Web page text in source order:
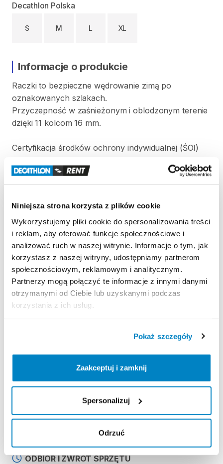
Niniejsza strona korzysta z plików cookie
Wykorzystujemy pliki cookie do spersonalizowania treści
i reklam, aby oferować funkcje społecznościowe i
analizować ruch w naszej witrynie. Informacje o tym, jak
korzystasz z naszej witryny, udostępniamy partnerom
społecznościowym, reklamowym i analitycznym.
Partnerzy mogą połączyć te informacje z innymi danymi
otrzymanymi od Ciebie lub uzyskanymi podczas
korzystania z ich usług.
Pokaż szczegóły
Zaakceptuj i zamknij
Spersonalizuj
Odrzuć
Decathlon Polska
S M L XL
Informacje o produkcie
Raczki to bezpieczne wędrowanie zimą po
oznakowanych szlakach.
Przyczepność w zaśnieżonym i oblodzonym terenie
dzięki 11 kolcom 16 mm.
Certyfikacja środków ochrony indywidualnej (ŚOI)
normami zharmonizowanymi
z
przepisami dotyczącymi środków ochrony
Uwaga: nie nadają się do chodzenia po lodowcach
lub stromych​,​ zaśnieżonych korytarzach śnieżnych​,​
gdzie wymagane są raki górskie (norma NF EN
Strona produktu w sklepie
Zasady wypożyczenia
Regulamin wypożyczalni
Nie pobieramy kaucji za wypożyczenie tego
produktu
ODBIÓR I ZWROT SPRZĘTU